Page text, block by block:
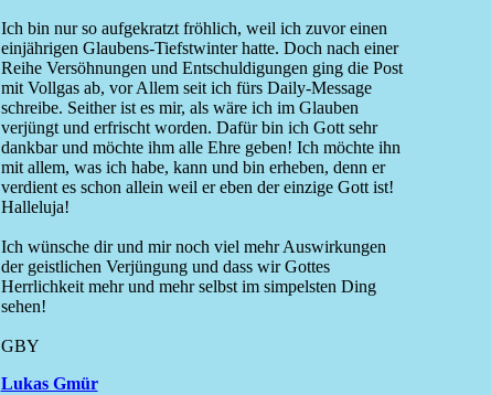
Ich bin nur so aufgekratzt fröhlich, weil ich zuvor einen
einjährigen Glaubens-Tiefstwinter hatte. Doch nach einer
Reihe Versöhnungen und Entschuldigungen ging die Post
mit Vollgas ab, vor Allem seit ich fürs Daily-Message
schreibe. Seither ist es mir, als wäre ich im Glauben
verjüngt und erfrischt worden. Dafür bin ich Gott sehr
dankbar und möchte ihm alle Ehre geben! Ich möchte ihn
mit allem, was ich habe, kann und bin erheben, denn er
verdient es schon allein weil er eben der einzige Gott ist!
Halleluja!
Ich wünsche dir und mir noch viel mehr Auswirkungen
der geistlichen Verjüngung und dass wir Gottes
Herrlichkeit mehr und mehr selbst im simpelsten Ding
sehen!
GBY
Lukas Gmür